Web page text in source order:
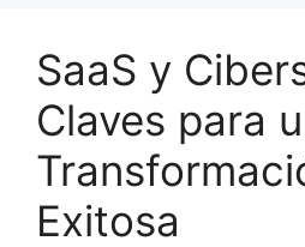
SaaS y
Claves para
Exitosa